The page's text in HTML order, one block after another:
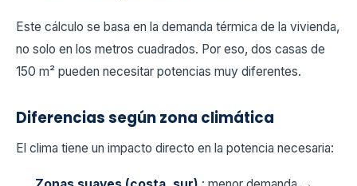
Este cálculo se basa en la demanda térmica de la vivienda,
no solo en los metros cuadrados. Por eso, dos casas de
150 m² pueden necesitar potencias muy diferentes.
Diferencias según zona climática
El clima tiene un impacto directo en la potencia necesaria: